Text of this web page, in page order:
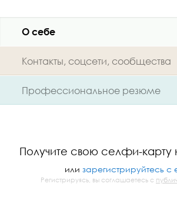
О себе
Контакты, соцсети, сообщества
Профессиональное резюме
Получите свою селфи-
или зарегистрируйтесь с
Регистрируясь, вы соглашаетесь с